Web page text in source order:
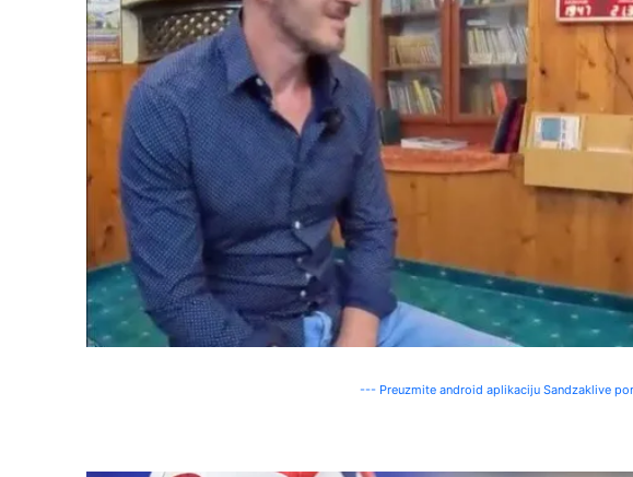
--- Preuzmite android aplikaciju Sandzaklive